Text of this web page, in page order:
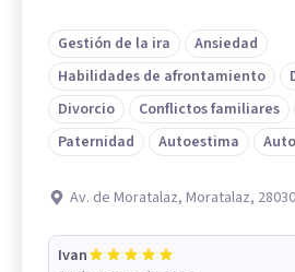
Gestión de la ira
Ansiedad
Habilidades de afrontamiento
Divorcio
Conflictos familiares
Paternidad
Autoestima
Av. de Moratalaz, Moratalaz,
Ivan